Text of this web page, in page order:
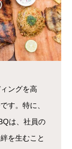
ングを高
す。特に、
は、社員の
を生むこと